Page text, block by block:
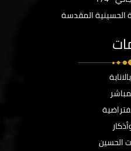
الحسينية المقدسة
الحسين